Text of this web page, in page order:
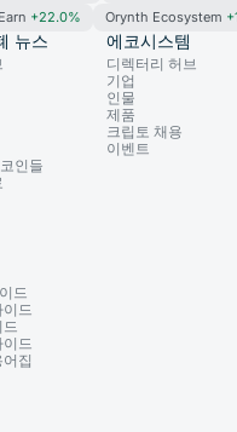
+22.0% Orynth Ecosystem
뉴스
인들
에코시스템
디렉터리 허브
기업
인물
제품
크립토 채용
이벤트
드
이드
드
이드
집